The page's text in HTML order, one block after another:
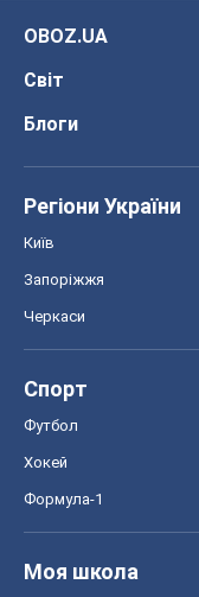
OBOZ.UA
Світ
Блоги
Регіони України
Київ
Запоріжжя
Черкаси
Спорт
Футбол
Хокей
Формула-1
Моя школа